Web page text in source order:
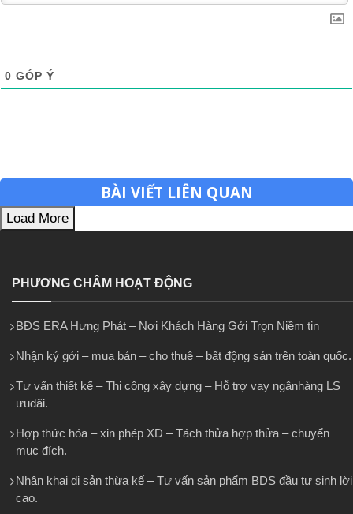
0 GÓP Ý
BÀI VIẾT LIÊN QUAN
Load More
PHƯƠNG CHÂM HOẠT ĐỘNG
BĐS ERA Hưng Phát – Nơi Khách Hàng Gởi Trọn Niềm tin
Nhận ký gởi – mua bán – cho thuê – bất động sản trên toàn quốc.
Tư vấn thiết kế – Thi công xây dựng – Hỗ trợ vay ngânhàng LS
ưuđãi.
Hợp thức hóa – xin phép XD – Tách thửa hợp thửa – chuyển
mục đích.
Nhận khai di sản thừa kế – Tư vấn sản phẩm BDS đầu tư sinh lời
cao.